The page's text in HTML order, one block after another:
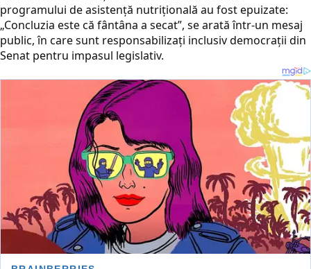
programului de asistență nutrițională au fost epuizate:
„Concluzia este că fântâna a secat”, se arată într-un mesaj
public, în care sunt responsabilizați inclusiv democrații din
Senat pentru impasul legislativ.